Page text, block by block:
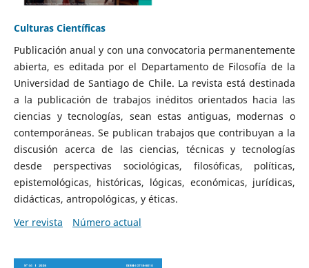
Culturas Científicas
Publicación anual y con una convocatoria permanentemente
abierta, es editada por el Departamento de Filosofía de la
Universidad de Santiago de Chile. La revista está destinada
a la publicación de trabajos inéditos orientados hacia las
ciencias y tecnologías, sean estas antiguas, modernas o
contemporáneas. Se publican trabajos que contribuyan a la
discusión acerca de las ciencias, técnicas y tecnologías
desde perspectivas sociológicas, filosóficas, políticas,
epistemológicas, históricas, lógicas, económicas, jurídicas,
didácticas, antropológicas, y éticas.
Ver revista
Número actual